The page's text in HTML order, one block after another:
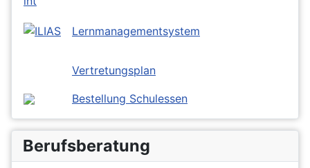
Lernmanagementsystem
Vertretungsplan
Bestellung Schulessen
Berufsberatung